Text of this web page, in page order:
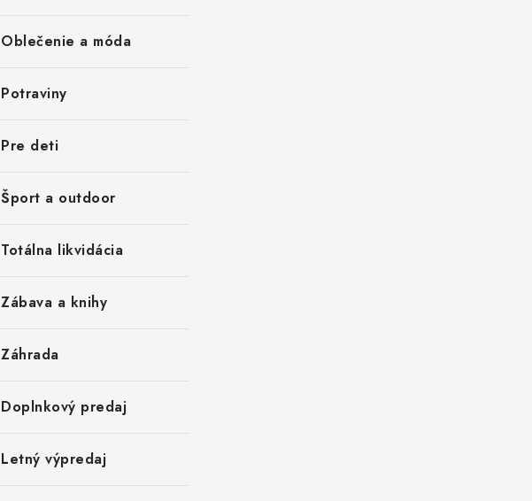
Oblečenie a móda
Potraviny
Pre deti
Šport a outdoor
Totálna likvidácia
Zábava a knihy
Záhrada
Doplnkový predaj
Letný výpredaj